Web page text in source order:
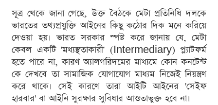
সূত্র থেকে জানা গেছে, উক্ত বৈঠকে মেটা প্রতিনিধি দলকে
ভারতের তথ্যপ্রযুক্তি আইনের কিছু কঠোর দিক মনে করিয়ে
দেওয়া হয়। ভারত সরকার স্পষ্ট করে জানায় যে, মেটা
কেবল একটি 'মধ্যস্থতাকারী' (Intermediary) প্ল্যাটফর্ম
হতে পারে না, কারণ অ্যালগরিদমের মাধ্যমে কোন কনটেন্ট
কে দেখবে তা সামাজিক যোগাযোগ মাধ্যম নিজেই নিয়ন্ত্রণ
করে থাকে। সেই কারণে তারা আইটি আইনের 'সেইফ
হারবার' বা আইনি সুরক্ষার সুবিধার আওতাভুক্ত হবে না।